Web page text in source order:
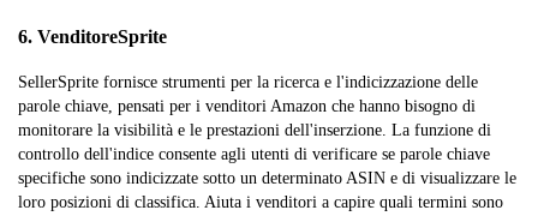
6. VenditoreSprite
SellerSprite fornisce strumenti per la ricerca e l'indicizzazione delle
parole chiave, pensati per i venditori Amazon che hanno bisogno di
monitorare la visibilità e le prestazioni dell'inserzione. La funzione di
controllo dell'indice consente agli utenti di verificare se parole chiave
specifiche sono indicizzate sotto un determinato ASIN e di visualizzare le
loro posizioni di classifica. Aiuta i venditori a capire quali termini sono